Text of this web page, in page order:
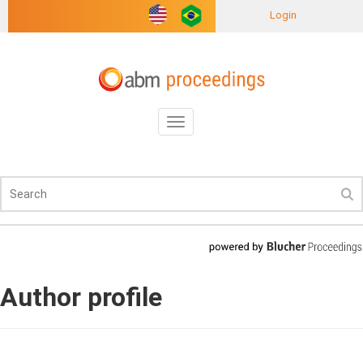
Login
Toggle
navigation
Author profile